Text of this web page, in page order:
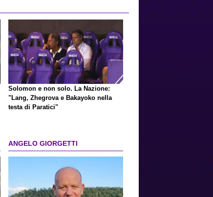
Solomon e non solo. La Nazione:
"Lang, Zhegrova e Bakayoko nella
testa di Paratici"
ANGELO GIORGETTI